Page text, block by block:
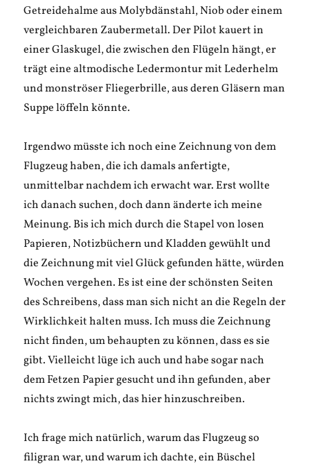
Getreidehalme aus Molybdänstahl, Niob oder einem
vergleichbaren Zaubermetall. Der Pilot kauert in
einer Glaskugel, die zwischen den Flügeln hängt, er
trägt eine altmodische Ledermontur mit Lederhelm
und monströser Fliegerbrille, aus deren Gläsern man
Suppe löffeln könnte.
Irgendwo müsste ich noch eine Zeichnung von dem
Flugzeug haben, die ich damals anfertigte,
unmittelbar nachdem ich erwacht war. Erst wollte
ich danach suchen, doch dann änderte ich meine
Meinung. Bis ich mich durch die Stapel von losen
Papieren, Notizbüchern und Kladden gewühlt und
die Zeichnung mit viel Glück gefunden hätte, würden
Wochen vergehen. Es ist eine der schönsten Seiten
des Schreibens, dass man sich nicht an die Regeln der
Wirklichkeit halten muss. Ich muss die Zeichnung
nicht finden, um behaupten zu können, dass es sie
gibt. Vielleicht lüge ich auch und habe sogar nach
dem Fetzen Papier gesucht und ihn gefunden, aber
nichts zwingt mich, das hier hinzuschreiben.
Ich frage mich natürlich, warum das Flugzeug so
filigran war, und warum ich dachte, ein Büschel